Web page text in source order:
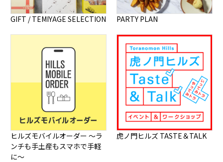
GIFT / TEMIYAGE SELECTION PARTY PLAN
ヒルズモバイルオーダー ～ラ
ンチも手土産もスマホで手軽
に～
虎ノ門ヒルズ TASTE＆TALK